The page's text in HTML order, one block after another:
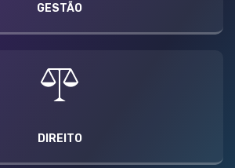
GESTÃO
DIREITO